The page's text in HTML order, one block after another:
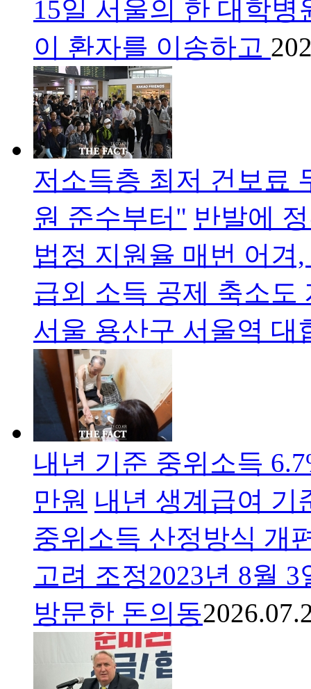
15일 서울의 한 대학
이 환자를 이송하고
저소득층 최저 건보료
원 준수부터" 반발에
법정 지원율 매번 어
급외 소득 공제 축소도
서울 용산구 서울역 대
내년 기준 중위소득
만원 내년 생계급여 기
중위소득 산정방식 개
고려 조정2023년 8월
방문한 돈의동